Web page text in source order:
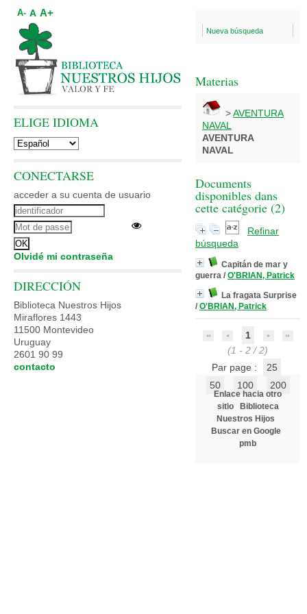
Nueva búsqueda
Materias
>AVENTURA
NAVAL
AVENTURA
NAVAL
Documents
disponibles dans
cette catégorie (2)
Refinar
búsqueda
Capitán de mar y
guerra / O'BRIAN, Patrick
La fragata Surprise
/ O'BRIAN, Patrick
1
(1 - 2 / 2)
Par page :
25
50
100 200
Enlace hacia otro
sitio
Biblioteca
Nuestros Hijos
Buscar en Google
pmb
A- A A+
ELIGE IDIOMA
CONECTARSE
acceder a su cuenta de usuario
Olvidé mi contraseña
DIRECCIÓN
Biblioteca Nuestros Hijos
Miraflores 1443
11500 Montevideo
Uruguay
2601 90 99
contacto